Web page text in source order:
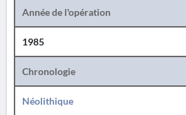
Année de l'opération
1985
Chronologie
Néolithique